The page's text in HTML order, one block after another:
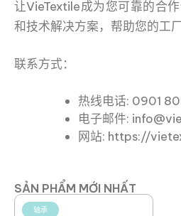
让VieTextile成为您可靠的合
和技术解决方案，帮助您的工
联系方式：
热线电话: 0901
电子邮件:
网站: https://
SẢN PHẨM MỚI NHẤT
轴承